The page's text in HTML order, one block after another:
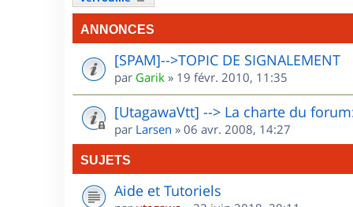
ANNONCES
[SPAM]-->TOPIC DE SIGNALEMENT
par Garik » 19 févr. 2010, 11:35
[UtagawaVtt] --> La charte du
par Larsen » 06 avr. 2008, 14:27
SUJETS
Aide et Tutoriels